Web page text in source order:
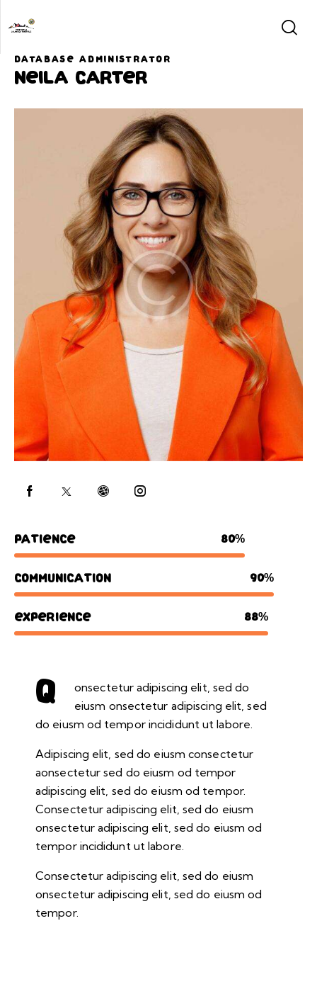
DATABASE ADMINISTRATOR
Neila Carter
Patience 80%
Communication 90%
Experience 88%
Q
onsectetur adipiscing elit, sed do
eiusm onsectetur adipiscing elit, sed
do eiusm od tempor incididunt ut labore.
Adipiscing elit, sed do eiusm consectetur
aonsectetur sed do eiusm od tempor
adipiscing elit, sed do eiusm od tempor.
Consectetur adipiscing elit, sed do eiusm
onsectetur adipiscing elit, sed do eiusm od
tempor incididunt ut labore.
Consectetur adipiscing elit, sed do eiusm
onsectetur adipiscing elit, sed do eiusm od
tempor.